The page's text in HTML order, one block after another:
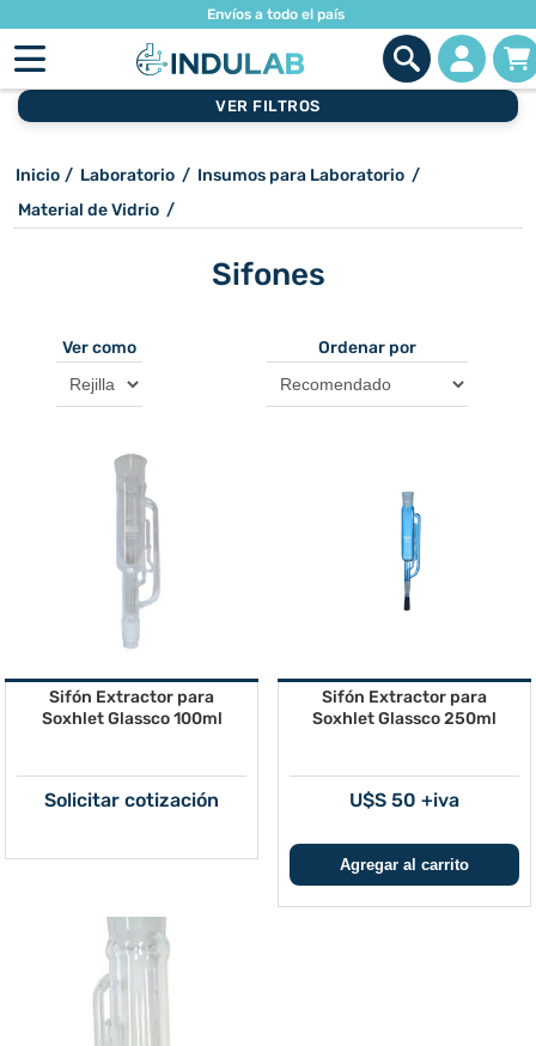
Envíos a todo el país
VER FILTROS
Inicio / Laboratorio / Insumos para Laboratorio /
Material de Vidrio /
Sifones
Ver como Ordenar por
Sifón Extractor para
Soxhlet Glassco 100ml
Solicitar cotización
Sifón Extractor para
Soxhlet Glassco 250ml
U$S 50 +iva